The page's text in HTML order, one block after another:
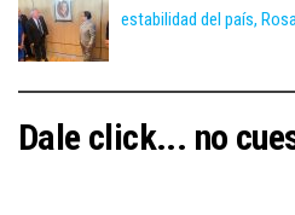
estabilidad del país,
Dale click... no